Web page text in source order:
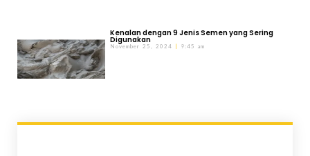
Kenalan dengan 9 Jenis Semen yang Sering
Digunakan
November 25, 2024 9:45 am